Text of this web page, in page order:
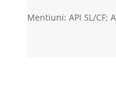
Mentiuni: API SL/CF;